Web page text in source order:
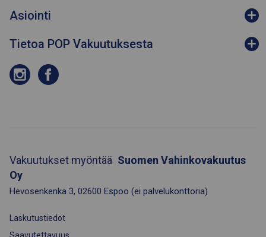
Asiointi
Tietoa POP Vakuutuksesta
Vakuutukset myöntää Suomen Vahinkovakuutus
Oy
Hevosenkenkä 3, 02600 Espoo (ei palvelukonttoria)
Laskutustiedot